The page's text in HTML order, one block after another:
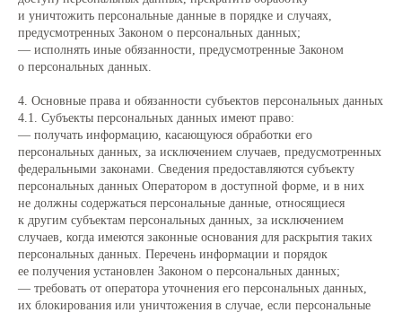
и уничтожить персональные данные в порядке и случаях,
предусмотренных Законом о персональных данных;
— исполнять иные обязанности, предусмотренные Законом
о персональных данных.
4. Основные права и обязанности субъектов персональных данных
4.1. Субъекты персональных данных имеют право:
— получать информацию, касающуюся обработки его
персональных данных, за исключением случаев, предусмотренных
федеральными законами. Сведения предоставляются субъекту
персональных данных Оператором в доступной форме, и в них
не должны содержаться персональные данные, относящиеся
к другим субъектам персональных данных, за исключением
случаев, когда имеются законные основания для раскрытия таких
персональных данных. Перечень информации и порядок
ее получения установлен Законом о персональных данных;
— требовать от оператора уточнения его персональных данных,
их блокирования или уничтожения в случае, если персональные